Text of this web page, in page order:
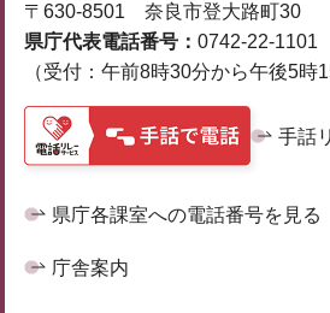
〒630-8501 奈良市登大路町30
県庁代表電話番号： 0742-22-1101
（受付：午前8時30分から午後5時
手話
県庁各課室への電話番号を見る
庁舎案内